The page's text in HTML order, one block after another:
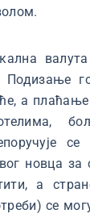
а
се
новца за
а
се